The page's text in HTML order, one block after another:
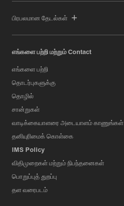
பிரபலமான தேடல்கள்
எங்களை பற்றி மற்றும் Contact
எங்களை பற்றி
தொடர்புகளுக்கு
தொழில்
சான்றுகள்
வாடிக்கையாளரை அடையாளம் காணுங்கள்
தனியுரிமைக் கொள்கை
IMS Policy
விதிமுறைகள் மற்றும் நிபந்தனைகள்
பொறுப்புத் துறப்பு
தள வரைபடம்